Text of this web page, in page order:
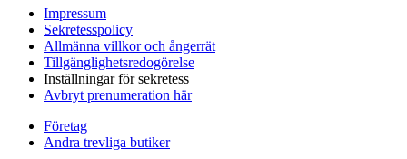
Impressum
Sekretesspolicy
Allmänna villkor och ångerrät
Tillgänglighetsredogörelse
Inställningar för sekretess
Avbryt prenumeration här
Företag
Andra trevliga butiker